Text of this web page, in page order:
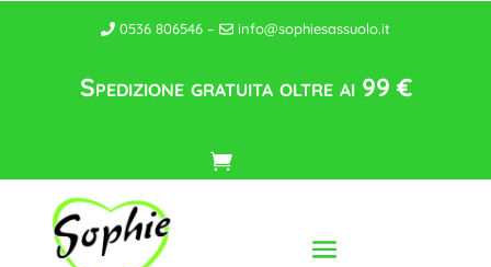
0536 806546 – info@sophiesassuolo.it
Spedizione gratuita oltre ai 99 €